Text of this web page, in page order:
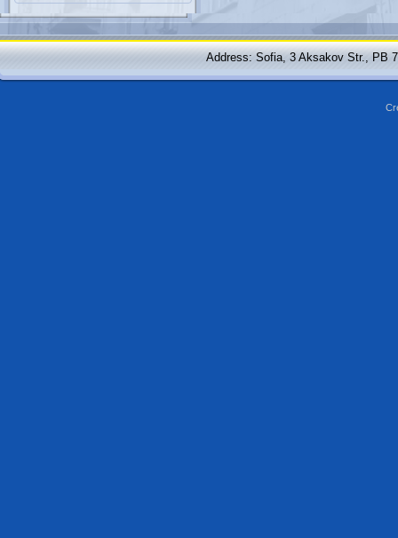
Address: Sofia, 3 Aksakov Str., PB